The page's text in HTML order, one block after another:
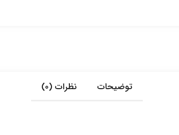
توضیحات نظرات (0)